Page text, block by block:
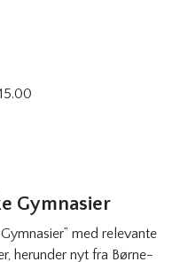
Gymnasier
med relevante
herunder nyt fra Børne-